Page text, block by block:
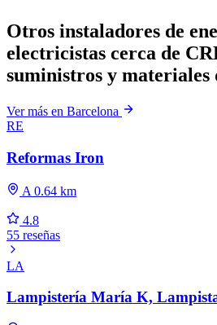
Otros instaladores de
electricistas cerca de
suministros y materiales
Ver más en Barcelona
RE
Reformas Iron
A 0.64 km
4.8
55 reseñas
LA
Lampistería María K,